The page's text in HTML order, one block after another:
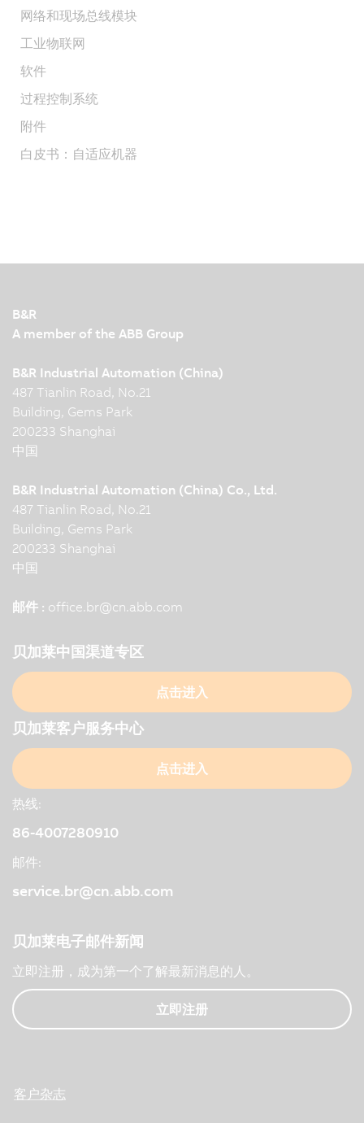
网络和现场总线模块
工业物联网
软件
过程控制系统
附件
白皮书：自适应机器
B&R
A member of the ABB Group
B&R Industrial Automation (China)
487 Tianlin Road, No.21
Building, Gems Park
200233 Shanghai
中国
B&R Industrial Automation (China) Co., Ltd.
487 Tianlin Road, No.21
Building, Gems Park
200233 Shanghai
中国
邮件 : office.br@cn.abb.com
贝加莱中国渠道专区
点击进入
贝加莱客户服务中心
点击进入
热线:
86-4007280910
邮件:
service.br@cn.abb.com
贝加莱电子邮件新闻
立即注册，成为第一个了解最新消息的人。
立即注册
客户杂志